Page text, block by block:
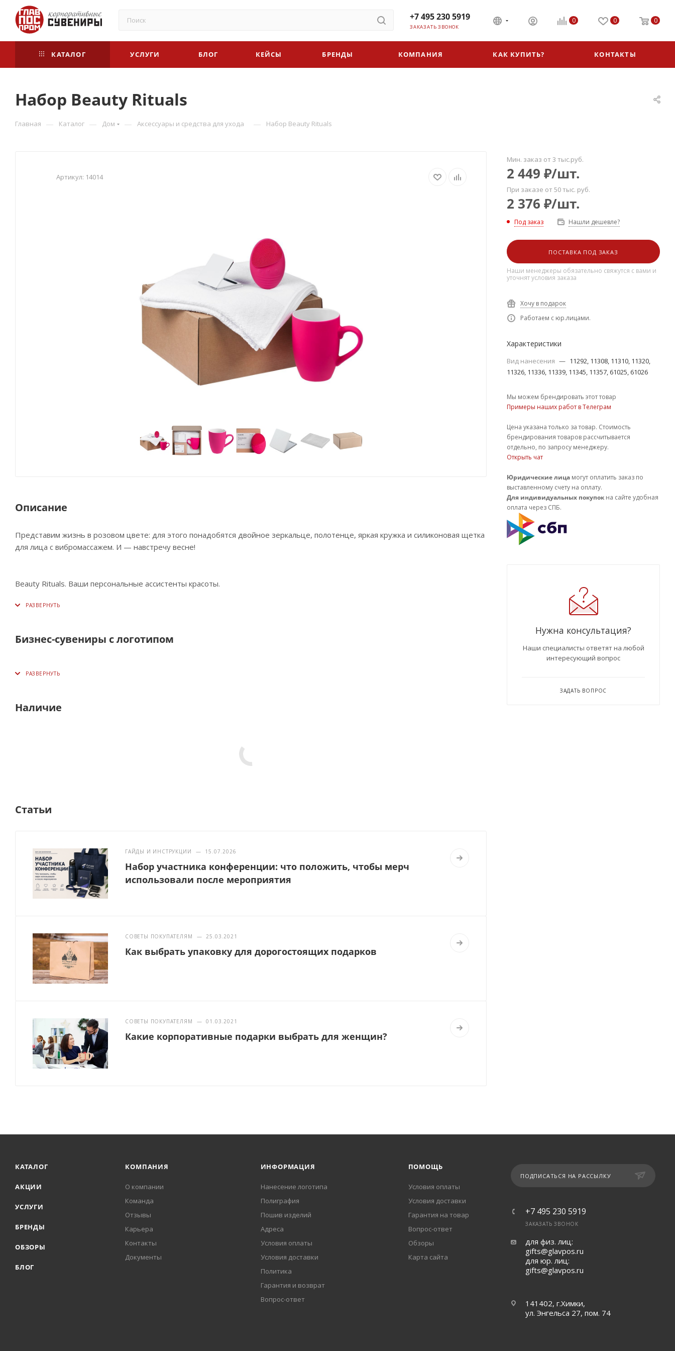
+7 495 230 5919
ЗАКАЗАТЬ ЗВОНОК
0 0 0
КАТАЛОГ УСЛУГИ БЛОГ КЕЙСЫ БРЕНДЫ КОМПАНИЯ КАК КУПИТЬ? КОНТАКТЫ
Набор Beauty Rituals
Главная — Каталог — Дом — Аксессуары и средства для ухода — Набор Beauty Rituals
Артикул: 14014
Описание
Представим жизнь в розовом цвете: для этого понадобятся двойное зеркальце, полотенце, яркая кружка и силиконовая щетка
для лица с вибромассажем. И — навстречу весне!
Beauty Rituals. Ваши персональные ассистенты красоты.
Бизнес-сувениры с логотипом
Наличие
Статьи
ГАЙДЫ И ИНСТРУКЦИИ — 15.07.2026
Набор участника конференции: что положить, чтобы мерч
использовали после мероприятия
СОВЕТЫ ПОКУПАТЕЛЯМ — 25.03.2021
Как выбрать упаковку для дорогостоящих подарков
СОВЕТЫ ПОКУПАТЕЛЯМ — 01.03.2021
Какие корпоративные подарки выбрать для женщин?
Мин. заказ от 3 тыс.руб.
2 449 ₽/шт.
При заказе от 50 тыс. руб.
2 376 ₽/шт.
Под заказ Нашли дешевле?
ПОСТАВКА ПОД ЗАКАЗ
Наши менеджеры обязательно свяжутся с вами и
уточнят условия заказа
Хочу в подарок
Работаем с юр.лицами.
Характеристики
Вид нанесения — 11292, 11308, 11310, 11320,
11326, 11336, 11339, 11345, 11357, 61025, 61026
Мы можем брендировать этот товар
Примеры наших работ в Телеграм
Цена указана только за товар. Стоимость
брендирования товаров рассчитывается
отдельно, по запросу менеджеру.
Открыть чат
Юридические лица могут оплатить заказ по
выставленному счету на оплату.
Для индивидуальных покупок на сайте удобная
оплата через СПБ.
Нужна консультация?
Наши специалисты ответят на любой
интересующий вопрос
ЗАДАТЬ ВОПРОС
КАТАЛОГ
АКЦИИ
УСЛУГИ
БРЕНДЫ
ОБЗОРЫ
БЛОГ
КОМПАНИЯ
О компании
Команда
Отзывы
Карьера
Контакты
Документы
ИНФОРМАЦИЯ
Нанесение логотипа
Полиграфия
Пошив изделий
Адреса
Условия оплаты
Условия доставки
Политика
Гарантия и возврат
Вопрос-ответ
ПОМОЩЬ
Условия оплаты
Условия доставки
Гарантия на товар
Вопрос-ответ
Обзоры
Карта сайта
ПОДПИСАТЬСЯ НА РАССЫЛКУ
+7 495 230 5919
ЗАКАЗАТЬ ЗВОНОК
для физ. лиц:
gifts@glavpos.ru
для юр. лиц:
gifts@glavpos.ru
141402, г.Химки,
ул. Энгельса 27, пом. 74